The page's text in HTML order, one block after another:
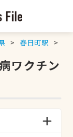
春日町駅
ワクチン